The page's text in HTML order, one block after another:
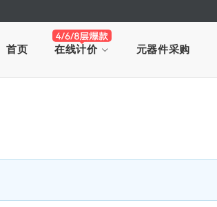
首页 在线计价 元器件采购